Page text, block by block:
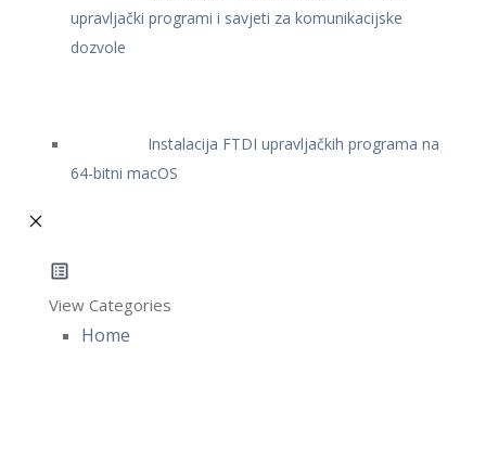
upravljački programi i savjeti za komunikacijske
dozvole
Instalacija FTDI upravljačkih programa na
64-bitni macOS
View Categories
Home